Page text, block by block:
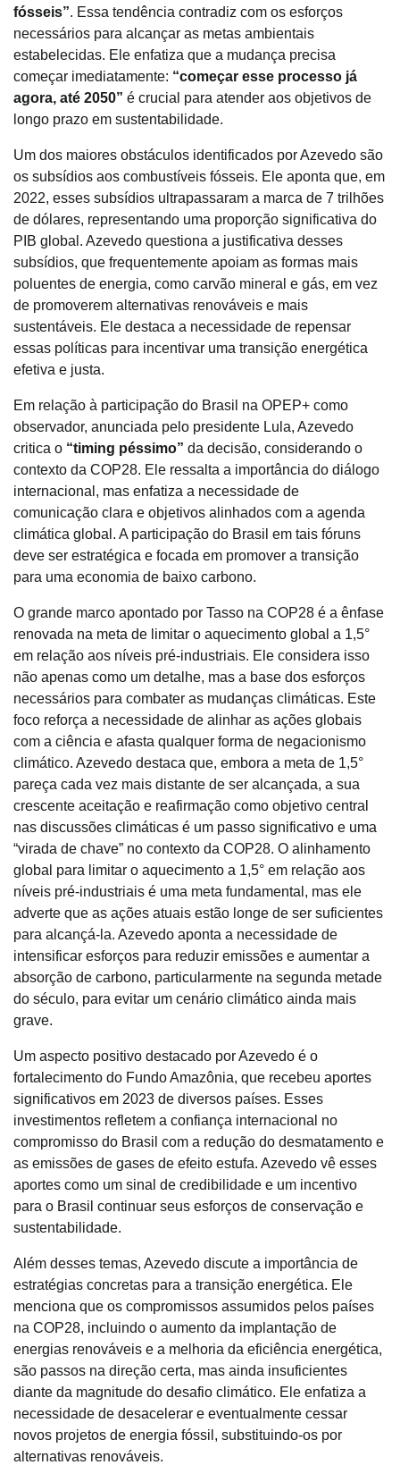
fósseis”. Essa tendência contradiz com os esforços
necessários para alcançar as metas ambientais
estabelecidas. Ele enfatiza que a mudança precisa
começar imediatamente: “começar esse processo já
agora, até 2050” é crucial para atender aos objetivos de
longo prazo em sustentabilidade.
Um dos maiores obstáculos identificados por Azevedo são
os subsídios aos combustíveis fósseis. Ele aponta que, em
2022, esses subsídios ultrapassaram a marca de 7 trilhões
de dólares, representando uma proporção significativa do
PIB global. Azevedo questiona a justificativa desses
subsídios, que frequentemente apoiam as formas mais
poluentes de energia, como carvão mineral e gás, em vez
de promoverem alternativas renováveis e mais
sustentáveis. Ele destaca a necessidade de repensar
essas políticas para incentivar uma transição energética
efetiva e justa.
Em relação à participação do Brasil na OPEP+ como
observador, anunciada pelo presidente Lula, Azevedo
critica o “timing péssimo” da decisão, considerando o
contexto da COP28. Ele ressalta a importância do diálogo
internacional, mas enfatiza a necessidade de
comunicação clara e objetivos alinhados com a agenda
climática global. A participação do Brasil em tais fóruns
deve ser estratégica e focada em promover a transição
para uma economia de baixo carbono.
O grande marco apontado por Tasso na COP28 é a ênfase
renovada na meta de limitar o aquecimento global a 1,5°
em relação aos níveis pré-industriais. Ele considera isso
não apenas como um detalhe, mas a base dos esforços
necessários para combater as mudanças climáticas. Este
foco reforça a necessidade de alinhar as ações globais
com a ciência e afasta qualquer forma de negacionismo
climático. Azevedo destaca que, embora a meta de 1,5°
pareça cada vez mais distante de ser alcançada, a sua
crescente aceitação e reafirmação como objetivo central
nas discussões climáticas é um passo significativo e uma
“virada de chave” no contexto da COP28. O alinhamento
global para limitar o aquecimento a 1,5° em relação aos
níveis pré-industriais é uma meta fundamental, mas ele
adverte que as ações atuais estão longe de ser suficientes
para alcançá-la. Azevedo aponta a necessidade de
intensificar esforços para reduzir emissões e aumentar a
absorção de carbono, particularmente na segunda metade
do século, para evitar um cenário climático ainda mais
grave.
Um aspecto positivo destacado por Azevedo é o
fortalecimento do Fundo Amazônia, que recebeu aportes
significativos em 2023 de diversos países. Esses
investimentos refletem a confiança internacional no
compromisso do Brasil com a redução do desmatamento e
as emissões de gases de efeito estufa. Azevedo vê esses
aportes como um sinal de credibilidade e um incentivo
para o Brasil continuar seus esforços de conservação e
sustentabilidade.
Além desses temas, Azevedo discute a importância de
estratégias concretas para a transição energética. Ele
menciona que os compromissos assumidos pelos países
na COP28, incluindo o aumento da implantação de
energias renováveis e a melhoria da eficiência energética,
são passos na direção certa, mas ainda insuficientes
diante da magnitude do desafio climático. Ele enfatiza a
necessidade de desacelerar e eventualmente cessar
novos projetos de energia fóssil, substituindo-os por
alternativas renováveis.